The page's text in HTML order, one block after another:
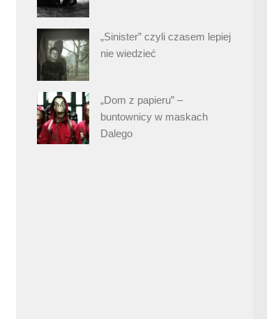
„Sinister” czyli czasem lepiej
nie wiedzieć
„Dom z papieru” –
buntownicy w maskach
Dalego